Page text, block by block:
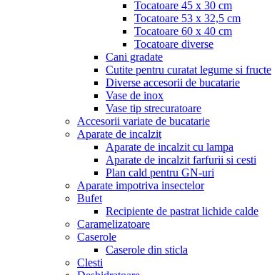
Tocatoare 45 x 30 cm
Tocatoare 53 x 32,5 cm
Tocatoare 60 x 40 cm
Tocatoare diverse
Cani gradate
Cutite pentru curatat legume si fructe
Diverse accesorii de bucatarie
Vase de inox
Vase tip strecuratoare
Accesorii variate de bucatarie
Aparate de incalzit
Aparate de incalzit cu lampa
Aparate de incalzit farfurii si cesti
Plan cald pentru GN-uri
Aparate impotriva insectelor
Bufet
Recipiente de pastrat lichide calde
Caramelizatoare
Caserole
Caserole din sticla
Clesti